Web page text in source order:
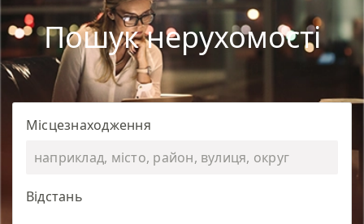
Пошук нерухомості
Місцезнаходження
Відстань